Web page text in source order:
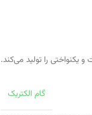
گام الکتریک